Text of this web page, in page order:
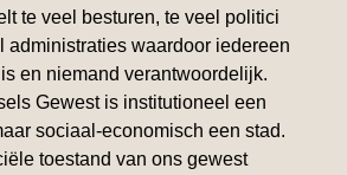
te veel besturen, te veel politici
administraties waardoor iedereen
en niemand verantwoordelijk.
Gewest is institutioneel een
sociaal-economisch een stad.
toestand van ons gewest